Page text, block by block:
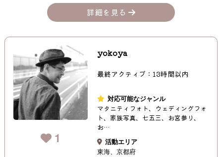
詳細を見る
1
yokoya
最終アクティブ：13時間以内
対応可能なジャンル
マタニティフォト、ウェディングフォ
ト、家族写真、七五三、お宮参り、
お…
活動エリア
東海
京都府